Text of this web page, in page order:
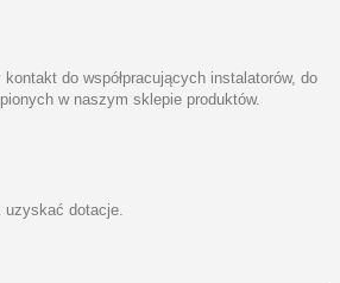
do współpracujących instalatorów, do
w naszym sklepie produktów.
uzyskać dotacje.